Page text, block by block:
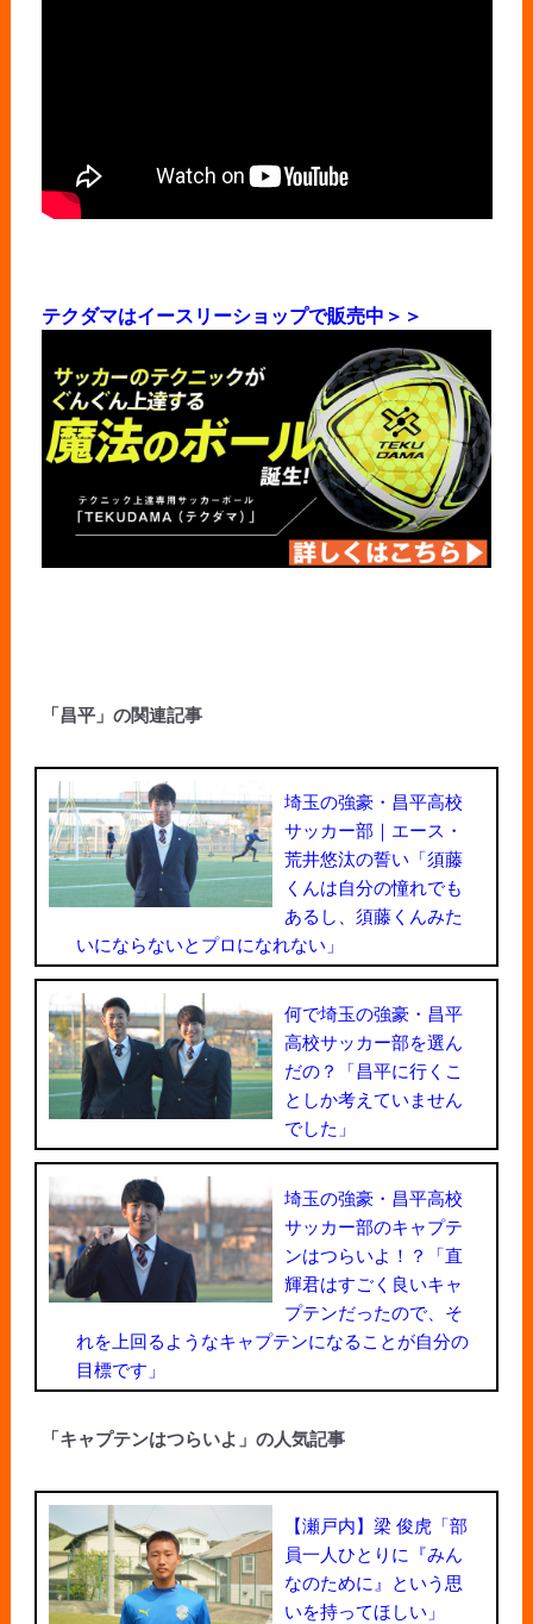
テクダマはイースリーショップで販売中＞＞
「昌平」の関連記事
埼玉の強豪・昌平高校
サッカー部｜エース・
荒井悠汰の誓い「須藤
くんは自分の憧れでも
あるし、須藤くんみた
いにならないとプロになれない」
何で埼玉の強豪・昌平
高校サッカー部を選ん
だの？「昌平に行くこ
としか考えていません
でした」
埼玉の強豪・昌平高校
サッカー部のキャプテ
ンはつらいよ！？「直
輝君はすごく良いキャ
プテンだったので、そ
れを上回るようなキャプテンになることが自分の
目標です」
「キャプテンはつらいよ」の人気記事
【瀬戸内】梁 俊虎「部
員一人ひとりに『みん
なのために』という思
いを持ってほしい」